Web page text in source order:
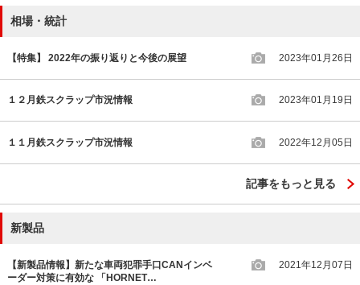
相場・統計
【特集】 2022年の振り返りと今後の展望 2023年01月26日
１２月鉄スクラップ市況情報 2023年01月19日
１１月鉄スクラップ市況情報 2022年12月05日
記事をもっと見る
新製品
【新製品情報】新たな車両犯罪手口CANインベ
ーダー対策に有効な 「HORNET…
2021年12月07日